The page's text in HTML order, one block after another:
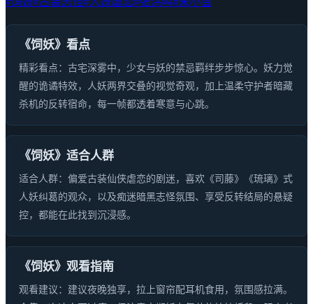
《饲妖》看点
精彩看点：古宅深雾中，少女与妖的禁忌羁绊步步惊心。妖力觉
醒的诡谲特效，人妖两界交叠的视觉奇观，加上温柔守护者暗藏
杀机的反转宿命，每一帧都透着寒意与心跳。
《饲妖》适合人群
适合人群：偏爱古装仙侠虐恋的剧迷，喜欢《司藤》《琉璃》式
人妖纠葛的观众，以及痴迷暗黑志怪氛围、享受反转结局的悬疑
控，都能在此找到沉浸感。
《饲妖》观看指南
观看建议：建议夜晚独享，拉上窗帘配耳机食用，氛围感拉满。